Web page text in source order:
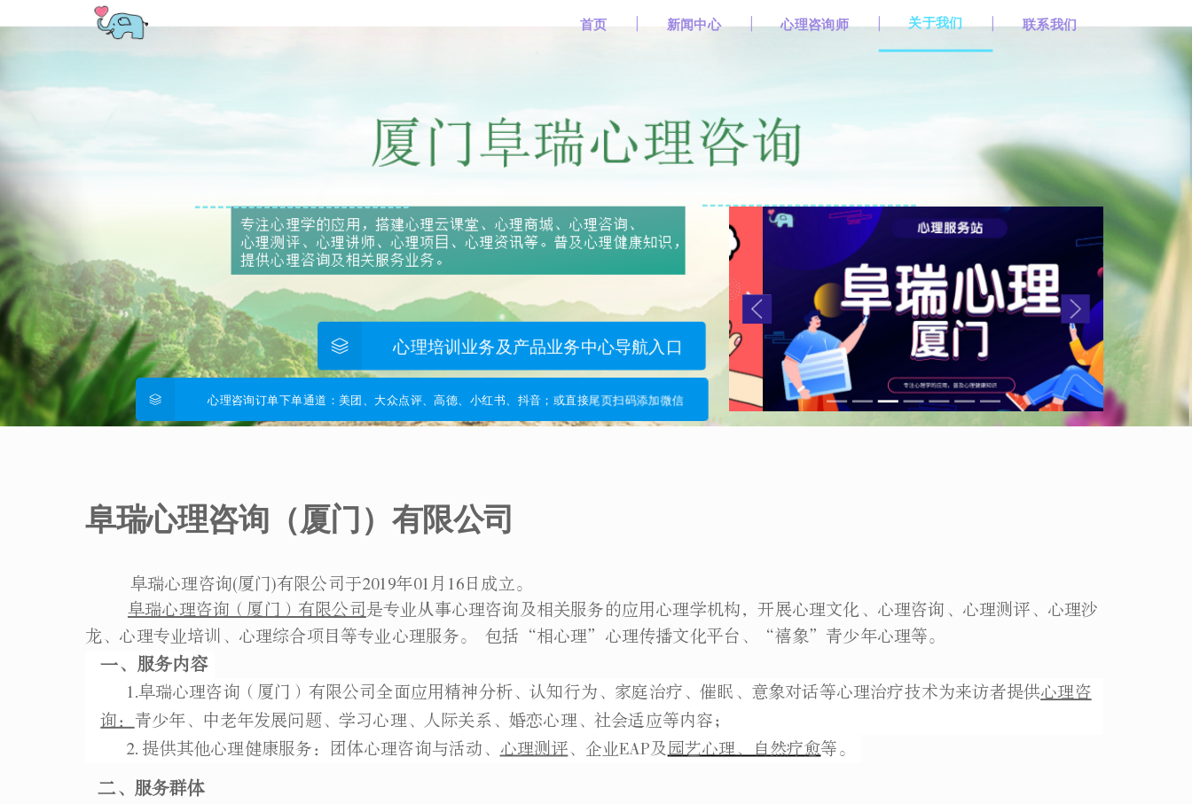
首页 新闻中心 心理咨询师 关于我们 联系我们
心理培训业务及产品业务中心导航入口
心理咨询订单下单通道：美团、大众点评、高德、小红书、抖音；或直接尾页扫码添加微信
阜瑞心理咨询（厦门）有限公司
阜瑞心理咨询(厦门)有限公司于2019年01月16日成立。
阜瑞心理咨询（厦门）有限公司是专业从事心理咨询及相关服务的应用心理学机构，开展心理文化、心理咨询、心理测评、心理沙
龙、心理专业培训、心理综合项目等专业心理服务。 包括“相心理”心理传播文化平台、“禧象”青少年心理等。
一、服务内容
1.阜瑞心理咨询（厦门）有限公司全面应用精神分析、认知行为、家庭治疗、催眠、意象对话等心理治疗技术为来访者提供心理咨
询：青少年、中老年发展问题、学习心理、人际关系、婚恋心理、社会适应等内容；
2. 提供其他心理健康服务：团体心理咨询与活动、 心理测评、企业EAP及 园艺心理、自然疗愈等。
二、服务群体